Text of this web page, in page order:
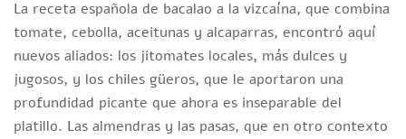
La receta española de bacalao a la vizcaína, que combina
tomate, cebolla, aceitunas y alcaparras, encontró aquí
nuevos aliados: los jitomates locales, más dulces y
jugosos, y los chiles güeros, que le aportaron una
profundidad picante que ahora es inseparable del
platillo. Las almendras y las pasas, que en otro contexto